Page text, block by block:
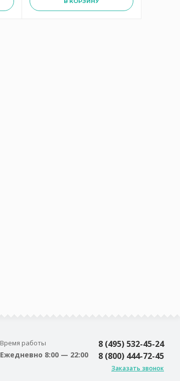
Время работы
Ежедневно 8:00 — 22:00
8 (495) 532-45-24
8 (800) 444-72-45
Заказать звонок